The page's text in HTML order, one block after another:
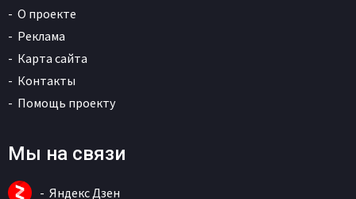
О проекте
Реклама
Карта сайта
Контакты
Помощь проекту
Мы на связи
Яндекс Дзен